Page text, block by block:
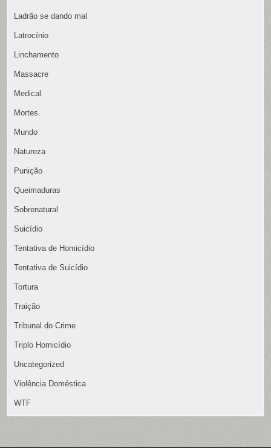
Ladrão se dando mal
Latrocínio
Linchamento
Massacre
Medical
Mortes
Mundo
Natureza
Punição
Queimaduras
Sobrenatural
Suicídio
Tentativa de Homicídio
Tentativa de Suicídio
Tortura
Traição
Tribunal do Crime
Triplo Homicídio
Uncategorized
Violência Doméstica
WTF